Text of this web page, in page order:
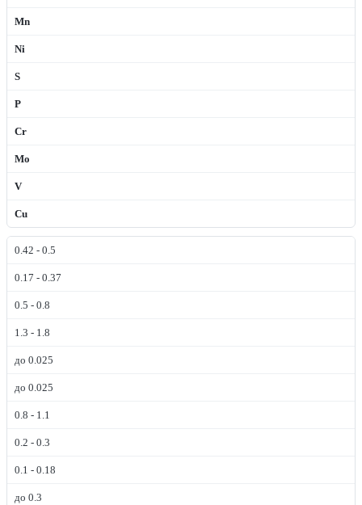
Mn
Ni
S
P
Cr
Mo
V
Cu
0.42 - 0.5
0.17 - 0.37
0.5 - 0.8
1.3 - 1.8
до 0.025
до 0.025
0.8 - 1.1
0.2 - 0.3
0.1 - 0.18
до 0.3